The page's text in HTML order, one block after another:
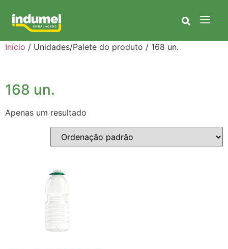
Início / Unidades/Palete do produto / 168 un.
168 un.
Apenas um resultado